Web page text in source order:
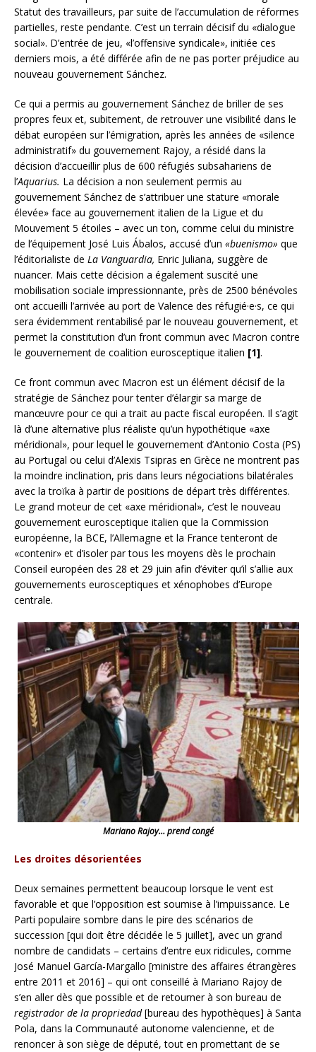
Statut des travailleurs, par suite de l’accumulation de réformes
partielles, reste pendante. C’est un terrain décisif du «dialogue
social». D’entrée de jeu, «l’offensive syndicale», initiée ces
derniers mois, a été différée afin de ne pas porter préjudice au
nouveau gouvernement Sánchez.
Ce qui a permis au gouvernement Sánchez de briller de ses
propres feux et, subitement, de retrouver une visibilité dans le
débat européen sur l’émigration, après les années de «silence
administratif» du gouvernement Rajoy, a résidé dans la
décision d’accueillir plus de 600 réfugiés subsahariens de
l’Aquarius. La décision a non seulement permis au
gouvernement Sánchez de s’attribuer une stature «morale
élevée» face au gouvernement italien de la Ligue et du
Mouvement 5 étoiles – avec un ton, comme celui du ministre
de l’équipement José Luis Ábalos, accusé d’un «buenismo» que
l’éditorialiste de La Vanguardia, Enric Juliana, suggère de
nuancer. Mais cette décision a également suscité une
mobilisation sociale impressionnante, près de 2500 bénévoles
ont accueilli l’arrivée au port de Valence des réfugié·e·s, ce qui
sera évidemment rentabilisé par le nouveau gouvernement, et
permet la constitution d’un front commun avec Macron contre
le gouvernement de coalition eurosceptique italien [1].
Ce front commun avec Macron est un élément décisif de la
stratégie de Sánchez pour tenter d’élargir sa marge de
manœuvre pour ce qui a trait au pacte fiscal européen. Il s’agit
là d’une alternative plus réaliste qu’un hypothétique «axe
méridional», pour lequel le gouvernement d’Antonio Costa (PS)
au Portugal ou celui d’Alexis Tsipras en Grèce ne montrent pas
la moindre inclination, pris dans leurs négociations bilatérales
avec la troïka à partir de positions de départ très différentes.
Le grand moteur de cet «axe méridional», c’est le nouveau
gouvernement eurosceptique italien que la Commission
européenne, la BCE, l’Allemagne et la France tenteront de
«contenir» et d’isoler par tous les moyens dès le prochain
Conseil européen des 28 et 29 juin afin d’éviter qu’il s’allie aux
gouvernements eurosceptiques et xénophobes d’Europe
centrale.
Mariano Rajoy… prend congé
Les droites désorientées
Deux semaines permettent beaucoup lorsque le vent est
favorable et que l’opposition est soumise à l’impuissance. Le
Parti populaire sombre dans le pire des scénarios de
succession [qui doit être décidée le 5 juillet], avec un grand
nombre de candidats – certains d’entre eux ridicules, comme
José Manuel García-Margallo [ministre des affaires étrangères
entre 2011 et 2016] – qui ont conseillé à Mariano Rajoy de
s’en aller dès que possible et de retourner à son bureau de
registrador de la propriedad[bureau des hypothèques] à Santa
Pola, dans la Communauté autonome valencienne, et de
renoncer à son siège de député, tout en promettant de se